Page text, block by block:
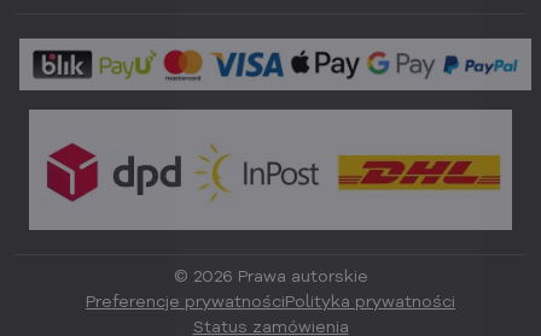
© 2026 Prawa autorskie
Preferencje prywatności Polityka prywatności
Status zamówienia